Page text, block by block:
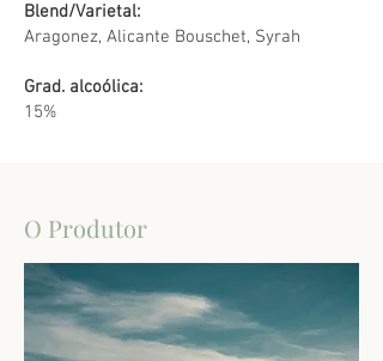
Blend/Varietal:
Aragonez, Alicante Bouschet, Syrah
Grad. alcoólica:
15%
O Produtor